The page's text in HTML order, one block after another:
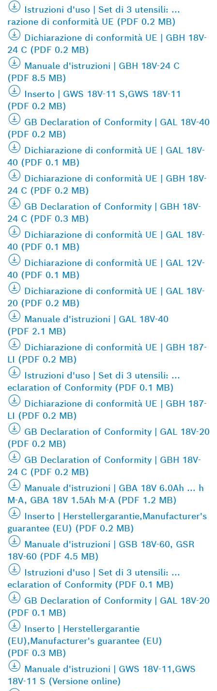
Istruzioni d'uso | Set di 3 utensili: ...
razione di conformità UE (PDF 0.2 MB)
Dichiarazione di conformità UE | GBH 18V-
24 C (PDF 0.2 MB)
Manuale d'istruzioni | GBH 18V-24 C
(PDF 8.5 MB)
Inserto | GWS 18V-11 S,GWS 18V-11
(PDF 0.2 MB)
GB Declaration of Conformity | GAL 18V-40
(PDF 0.2 MB)
Dichiarazione di conformità UE | GAL 18V-
40 (PDF 0.1 MB)
Dichiarazione di conformità UE | GBH 18V-
24 C (PDF 0.2 MB)
GB Declaration of Conformity | GBH 18V-
24 C (PDF 0.3 MB)
Dichiarazione di conformità UE | GAL 18V-
40 (PDF 0.1 MB)
Dichiarazione di conformità UE | GAL 12V-
40 (PDF 0.1 MB)
Dichiarazione di conformità UE | GAL 18V-
20 (PDF 0.2 MB)
Manuale d'istruzioni | GAL 18V-40
(PDF 2.1 MB)
Dichiarazione di conformità UE | GBH 187-
LI (PDF 0.2 MB)
Istruzioni d'uso | Set di 3 utensili: ...
eclaration of Conformity (PDF 0.1 MB)
Dichiarazione di conformità UE | GBH 187-
LI (PDF 0.2 MB)
GB Declaration of Conformity | GAL 18V-20
(PDF 0.2 MB)
GB Declaration of Conformity | GBH 18V-
24 C (PDF 0.2 MB)
Manuale d'istruzioni | GBA 18V 6.0Ah ... h
M-A, GBA 18V 1.5Ah M-A (PDF 1.2 MB)
Inserto | Herstellergarantie,Manufacturer's
guarantee (EU) (PDF 0.2 MB)
Manuale d'istruzioni | GSB 18V-60, GSR
18V-60 (PDF 4.5 MB)
Istruzioni d'uso | Set di 3 utensili: ...
eclaration of Conformity (PDF 0.1 MB)
GB Declaration of Conformity | GAL 18V-20
(PDF 0.1 MB)
Inserto | Herstellergarantie
(EU),Manufacturer's guarantee (EU)
(PDF 0.3 MB)
Manuale d'istruzioni | GWS 18V-11,GWS
18V-11 S (Versione online)